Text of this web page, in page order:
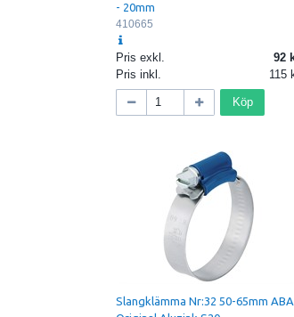
- 20mm
410665
Pris exkl.
92
Pris inkl.
115
Köp
Slangklämma Nr:32 50-65mm ABA